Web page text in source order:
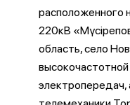
расположенного
220кВ
область, село